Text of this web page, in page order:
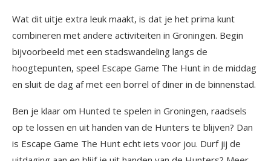
Wat dit uitje extra leuk maakt, is dat je het prima kunt
combineren met andere activiteiten in Groningen. Begin
bijvoorbeeld met een stadswandeling langs de
hoogtepunten, speel Escape Game The Hunt in de middag
en sluit de dag af met een borrel of diner in de binnenstad.
Ben je klaar om Hunted te spelen in Groningen, raadsels
op te lossen en uit handen van de Hunters te blijven? Dan
is Escape Game The Hunt echt iets voor jou. Durf jij de